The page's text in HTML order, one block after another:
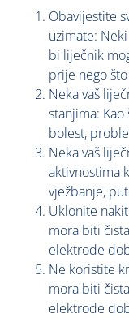
Obavijestite
uzimate:
bi liječnik
prije nego
Neka vaš
stanjima:
bolest,
Neka vaš
aktivnostima
vježbanje,
Uklonite
mora biti
elektrode
Ne koristite
mora biti
elektrode